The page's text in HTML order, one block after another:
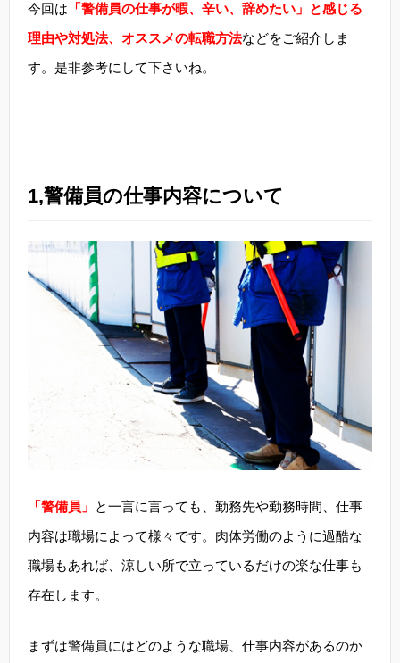
今回は 「警備員の仕事が暇、辛い、辞めたい」と感じる
理由や対処法、オススメの転職方法などをご紹介しま
す。是非参考にして下さいね。
1,警備員の仕事内容について
「警備員」 と一言に言っても、勤務先や勤務時間、仕事
内容は職場によって様々です。肉体労働のように過酷な
職場もあれば、涼しい所で立っているだけの楽な仕事も
存在します。
まずは警備員にはどのような職場、仕事内容があるのか